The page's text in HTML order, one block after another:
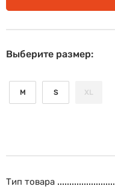
Выберите размер:
M S XL
Тип товара